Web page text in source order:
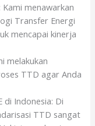
menawarkan
Transfer Energi
mencapai kinerja
melakukan
TTD agar Anda
di Indonesia: Di
TTD sangat